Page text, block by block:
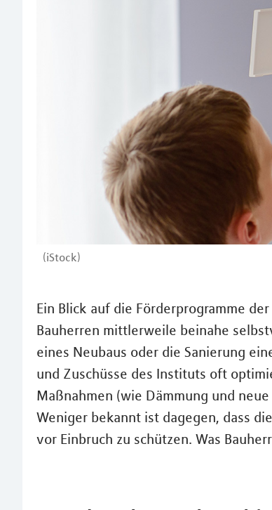
(iStock)
Ein Blick auf die Förderprogramme
Bauherren mittlerweile beinahe
eines Neubaus oder die Sanierung
und Zuschüsse des Instituts oft
Maßnahmen (wie Dämmung und
Weniger bekannt ist dagegen, dass
vor Einbruch zu schützen. Was